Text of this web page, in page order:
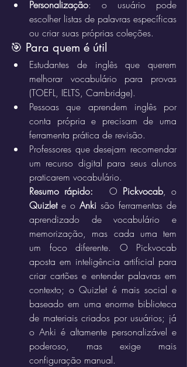
Personalização: o usuário pode
escolher listas de palavras específicas
ou criar suas próprias coleções.
🎯 Para quem é útil
Estudantes de inglês que querem
melhorar vocabulário para provas
(TOEFL, IELTS, Cambridge).
Pessoas que aprendem inglês por
conta própria e precisam de uma
ferramenta prática de revisão.
Professores que desejam recomendar
um recurso digital para seus alunos
praticarem vocabulário.
Resumo rápido: O Pickvocab
Quizlet e o Anki são ferramentas de
aprendizado de vocabulário e
memorização, mas cada uma tem
um foco diferente. O Pickvocab
aposta em inteligência artificial para
criar cartões e entender palavras em
contexto; o Quizlet é mais social e
baseado em uma enorme biblioteca
de materiais criados por usuários; já
o Anki é altamente personalizável e
poderoso, mas exige mais
configuração manual.